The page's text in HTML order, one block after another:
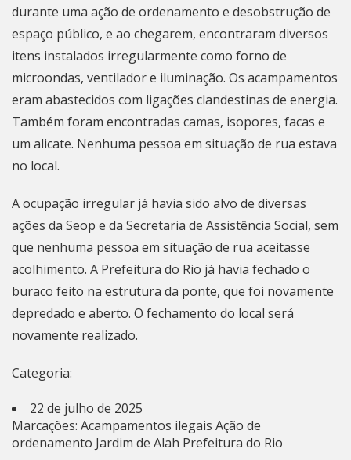
durante uma ação de ordenamento e desobstrução de
espaço público, e ao chegarem, encontraram diversos
itens instalados irregularmente como forno de
microondas, ventilador e iluminação. Os acampamentos
eram abastecidos com ligações clandestinas de energia.
Também foram encontradas camas, isopores, facas e
um alicate. Nenhuma pessoa em situação de rua estava
no local.
A ocupação irregular já havia sido alvo de diversas
ações da Seop e da Secretaria de Assistência Social, sem
que nenhuma pessoa em situação de rua aceitasse
acolhimento. A Prefeitura do Rio já havia fechado o
buraco feito na estrutura da ponte, que foi novamente
depredado e aberto. O fechamento do local será
novamente realizado.
Categoria:
22 de julho de 2025
Marcações: Acampamentos ilegais Ação de
ordenamento Jardim de Alah Prefeitura do Rio